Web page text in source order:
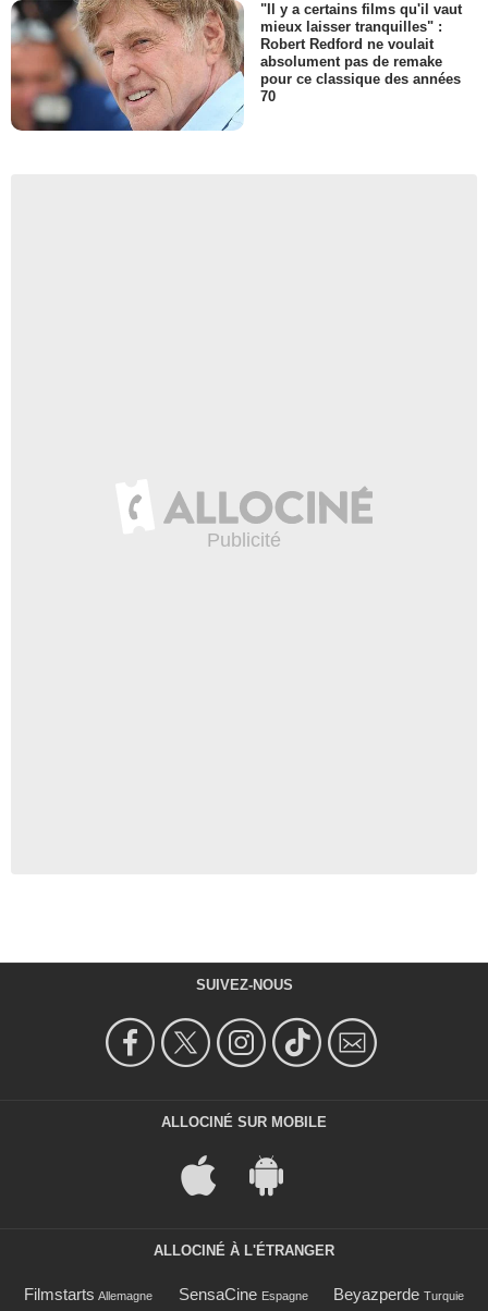
"Il y a certains films qu'il vaut
mieux laisser tranquilles" :
Robert Redford ne voulait
absolument pas de remake
pour ce classique des années
70
SUIVEZ-NOUS
ALLOCINÉ SUR MOBILE
ALLOCINÉ À L'ÉTRANGER
Filmstarts Allemagne SensaCine Espagne Beyazperde Turquie